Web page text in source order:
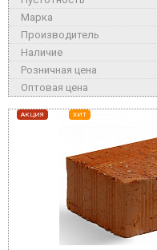
АКЦИЯ ХИТ